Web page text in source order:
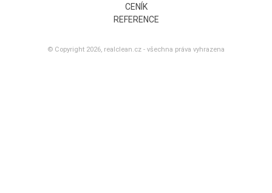
CENÍK
REFERENCE
© Copyright 2026, realclean.cz - všechna práva vyhrazena